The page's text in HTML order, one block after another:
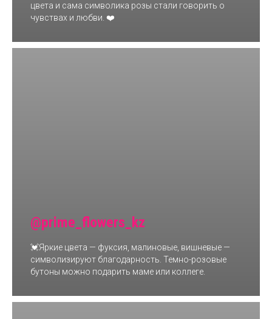
цвета и сама символика розы стали говорить о
чувствах и любви. ❤️
@prime_flowers_kz
💓Яркие цвета — фуксия, малиновые, вишневые —
символизируют благодарность. Темно-розовые
бутоны можно подарить маме или коллеге.